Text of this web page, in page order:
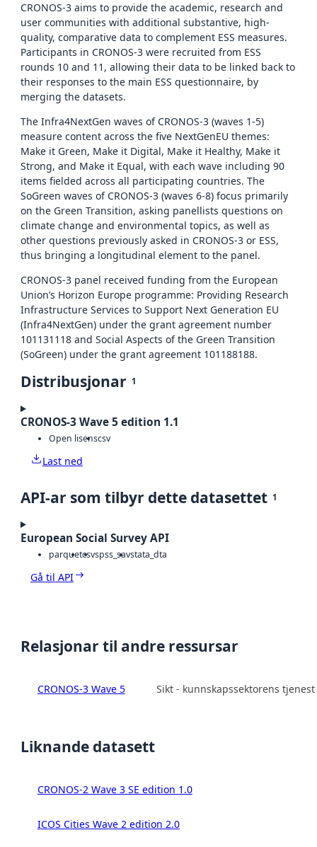
CRONOS-3 aims to provide the academic, research and
user communities with additional substantive, high-
quality, comparative data to complement ESS measures.
Participants in CRONOS-3 were recruited from ESS
rounds 10 and 11, allowing their data to be linked back to
their responses to the main ESS questionnaire, by
merging the datasets.
The Infra4NextGen waves of CRONOS-3 (waves 1-5)
measure content across the five NextGenEU themes:
Make it Green, Make it Digital, Make it Healthy, Make it
Strong, and Make it Equal, with each wave including 90
items fielded across all participating countries. The
SoGreen waves of CRONOS-3 (waves 6-8) focus primarily
on the Green Transition, asking panellists questions on
climate change and environmental topics, as well as
other questions previously asked in CRONOS-3 or ESS,
thus bringing a longitudinal element to the panel.
CRONOS-3 panel received funding from the European
Union’s Horizon Europe programme: Providing Research
Infrastructure Services to Support Next Generation EU
(Infra4NextGen) under the grant agreement number
101131118 and Social Aspects of the Green Transition
(SoGreen) under the grant agreement 101188188.
Distribusjonar 1
CRONOS-3 Wave 5 edition 1.1
Open lisenscsv
Last ned
API-ar som tilbyr dette datasettet 1
European Social Survey API
parquetcsvspss_savstata_dta
Gå til API
Relasjonar til andre ressursar
CRONOS-3 Wave 5 Sikt - kunnskapssektorens
Liknande datasett
CRONOS-2 Wave 3 SE edition 1.0
ICOS Cities Wave 2 edition 2.0